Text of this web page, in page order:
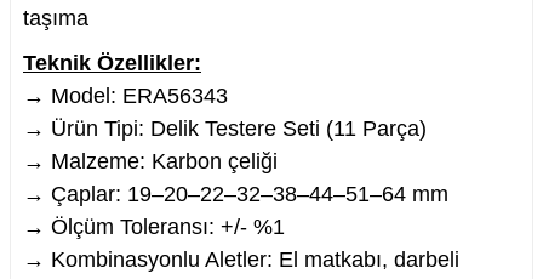
Ucu
ve Lehim Teli
taşıma
Teknik Özellikler:
→ Model: ERA56343
→ Ürün Tipi: Delik Testere Seti (11 Parça)
→ Malzeme: Karbon çeliği
→ Çaplar: 19–20–22–32–38–44–51–64 mm
→ Ölçüm Toleransı: +/- %1
→ Kombinasyonlu Aletler: El matkabı, darbeli